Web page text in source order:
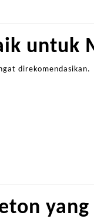
untuk
direkomendasikan.
yang